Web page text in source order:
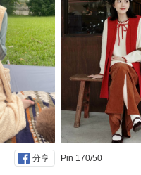
分享 Pin 170/50